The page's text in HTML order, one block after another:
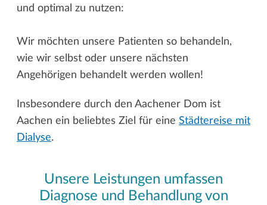
und optimal zu nutzen:
Wir möchten unsere Patienten so behandeln,
wie wir selbst oder unsere nächsten
Angehörigen behandelt werden wollen!
Insbesondere durch den Aachener Dom ist
Aachen ein beliebtes Ziel für eine Städtereise mit
Dialyse.
Unsere Leistungen umfassen
Diagnose und Behandlung von